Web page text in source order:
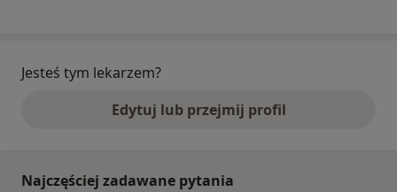
Jesteś tym lekarzem?
Edytuj lub przejmij profil
Najczęściej zadawane pytania